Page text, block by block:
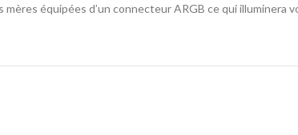
équipées d’un connecteur ARGB ce qui illuminera